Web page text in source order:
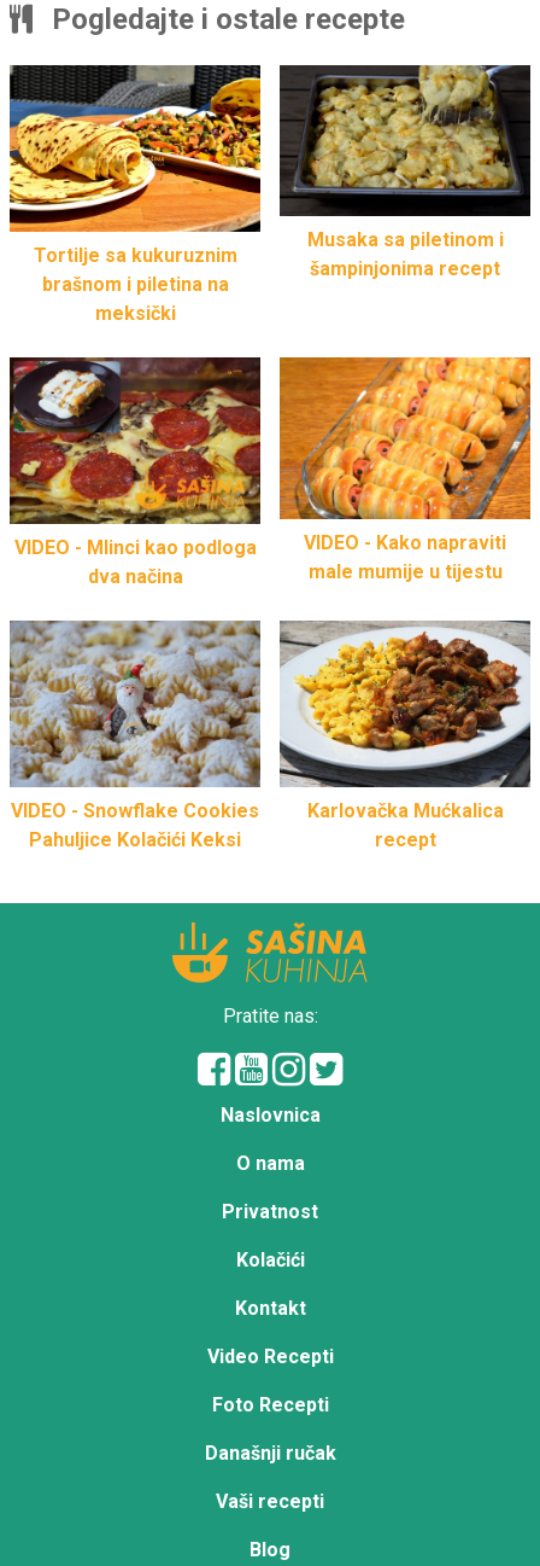
Pogledajte i ostale recepte
Tortilje sa kukuruznim
brašnom i piletina na
meksički
Musaka sa piletinom i
šampinjonima recept
VIDEO - Mlinci kao podloga
dva načina
VIDEO - Kako napraviti
male mumije u tijestu
VIDEO - Snowflake Cookies
Pahuljice Kolačići Keksi
Karlovačka Mućkalica
recept
Pratite nas:
Naslovnica
O nama
Privatnost
Kolačići
Kontakt
Video Recepti
Foto Recepti
Današnji ručak
Vaši recepti
Blog